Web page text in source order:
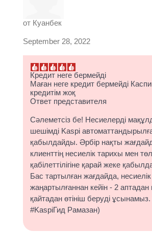
от Куанбек
September 28, 2022
Кредит неге бермейді
Маған неге кредит бермейді
кредитім жоқ
Ответ представителя
Сәлеметсіз бе! Несиелерді
шешімді Kaspi
қабылдайды. Әрбір нақты
клиенттің несиелік тарихы мен
қабілеттілігіне қарай жеке
Бас тартылған жағдайда,
жаңартылғаннан кейін - 2 аптадан
қайтадан өтініш беруді ұсынамыз.
#KaspiГид Рамазан)